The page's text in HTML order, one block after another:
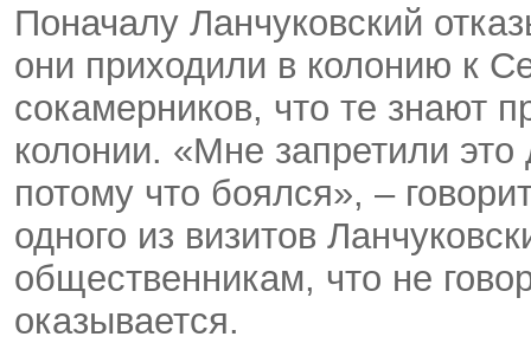
Поначалу Ланчуковский
они приходили в колонию к
сокамерников, что те знают
колонии. «Мне запретили
потому что боялся», –
одного из визитов
общественникам, что не
оказывается.